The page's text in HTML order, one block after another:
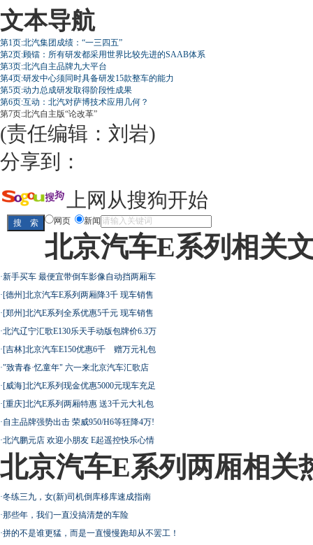
文本导航
第1页:北汽集团成绩：“一三四五”
第2页:顾镭：所有研发都采用世界比较先进的SAAB体系
第3页:北汽自主品牌九大平台
第4页:研发中心须同时具备研发15款整车的能力
第5页:动力总成研发取得阶段性成果
第6页:互动：北汽对萨博技术应用几何？
第7页:北汽自主版“论改革”
(责任编辑：刘岩)
分享到：
上网从搜狗开始
网页 新闻
北京汽车E系列相关
·新手买车 最便宜带倒车影像自动挡两厢车
·[德州]北京汽车E系列两厢降3千 现车销售
·[郑州]北汽E系列全系优惠5千元 现车销售
·北汽辽宁汇歌E130乐天手动版包牌价6.3万
·[吉林]北京汽车E150优惠6千 赠万元礼包
·"致青春·忆童年" 六一来北京汽车汇歌店
·[威海]北汽E系列现金优惠5000元现车充足
·[重庆]北汽E系列两厢特惠 送3千元大礼包
·自主品牌强势出击 荣威950/H6等狂降4万!
·北汽鹏元店 欢迎小朋友 E起遥控快乐心情
北京汽车E系列两厢相关
·冬练三九，女(新)司机倒库移库速成指南
·那些年，我们一直没搞清楚的车险
·拼的不是谁更猛，而是一直慢慢跑却从不罢工！